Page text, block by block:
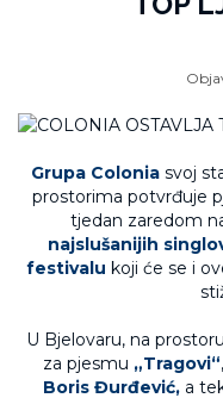
Grupa Colonia svoj
prostorima potvrđuje
tjedan zaredom
najslušanijih
festivalu koji će se i
U Bjelovaru, na
za pjesmu „Tragovi“
Boris Đurđević, a